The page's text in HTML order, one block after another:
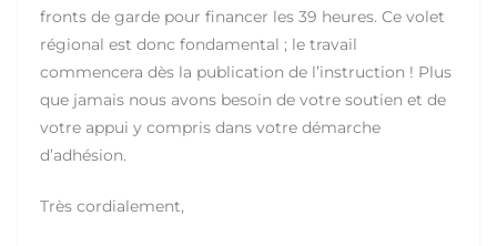
fronts de garde pour financer les 39 heures. Ce volet
régional est donc fondamental ; le travail
commencera dès la publication de l’instruction ! Plus
que jamais nous avons besoin de votre soutien et de
votre appui y compris dans votre démarche
d’adhésion.
Très cordialement,